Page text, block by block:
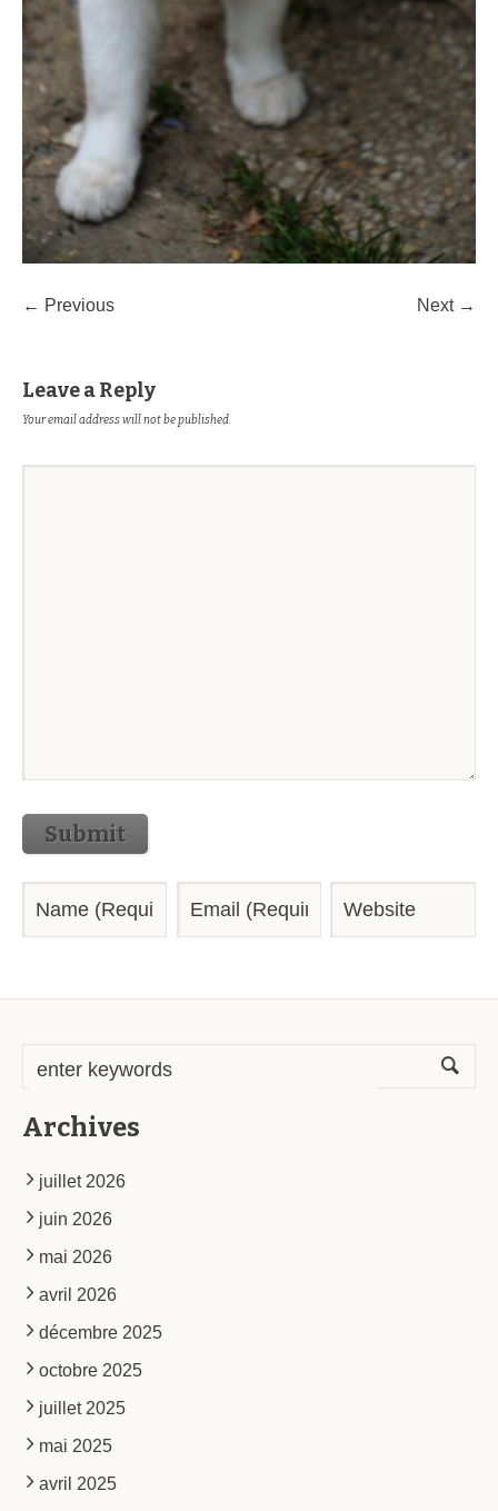
← Previous Next →
Leave a Reply
Your email address will not be published.
Submit
Archives
juillet 2026
juin 2026
mai 2026
avril 2026
décembre 2025
octobre 2025
juillet 2025
mai 2025
avril 2025